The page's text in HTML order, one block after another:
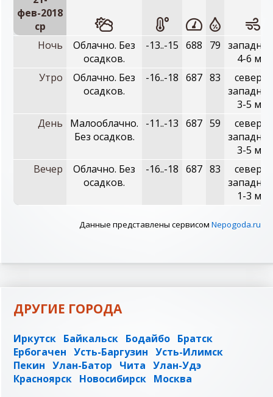
фев-2018
ср
Ночь
Облачно. Без
осадков.
-13..-15 688 79
4-6 м/с
Утро
Облачно. Без
осадков.
-16..-18 687 83
северо-
3-5 м/с
День
Малооблачно.
Без осадков.
-11..-13 687 59
северо-
3-5 м/с
Вечер
Облачно. Без
осадков.
-16..-18 687 83
северо-
1-3 м/с
Данные представлены сервисом Nepogoda.ru
ДРУГИЕ ГОРОДА
Иркутск Байкальск Бодайбо Братск
Ербогачен Усть-Баргузин Усть-Илимск
Пекин Улан-Батор Чита Улан-Удэ
Красноярск Новосибирск Москва